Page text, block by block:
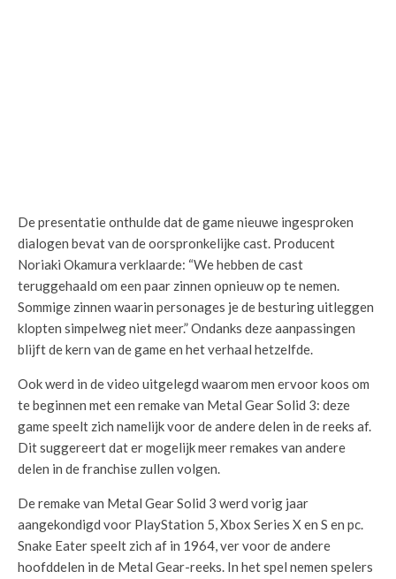
De presentatie onthulde dat de game nieuwe ingesproken
dialogen bevat van de oorspronkelijke cast. Producent
Noriaki Okamura verklaarde: “We hebben de cast
teruggehaald om een paar zinnen opnieuw op te nemen.
Sommige zinnen waarin personages je de besturing uitleggen
klopten simpelweg niet meer.” Ondanks deze aanpassingen
blijft de kern van de game en het verhaal hetzelfde.
Ook werd in de video uitgelegd waarom men ervoor koos om
te beginnen met een remake van Metal Gear Solid 3: deze
game speelt zich namelijk voor de andere delen in de reeks af.
Dit suggereert dat er mogelijk meer remakes van andere
delen in de franchise zullen volgen.
De remake van Metal Gear Solid 3 werd vorig jaar
aangekondigd voor PlayStation 5, Xbox Series X en S en pc.
Snake Eater speelt zich af in 1964, ver voor de andere
hoofddelen in de Metal Gear-reeks. In het spel nemen spelers